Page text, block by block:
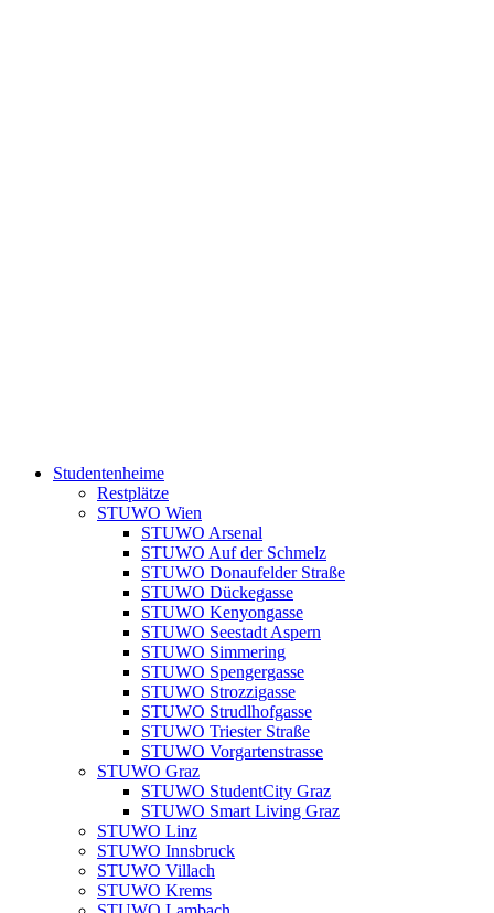
Studentenheime
Restplätze
STUWO Wien
STUWO Arsenal
STUWO Auf der Schmelz
STUWO Donaufelder Straße
STUWO Dückegasse
STUWO Kenyongasse
STUWO Seestadt Aspern
STUWO Simmering
STUWO Spengergasse
STUWO Strozzigasse
STUWO Strudlhofgasse
STUWO Triester Straße
STUWO Vorgartenstrasse
STUWO Graz
STUWO StudentCity Graz
STUWO Smart Living Graz
STUWO Linz
STUWO Innsbruck
STUWO Villach
STUWO Krems